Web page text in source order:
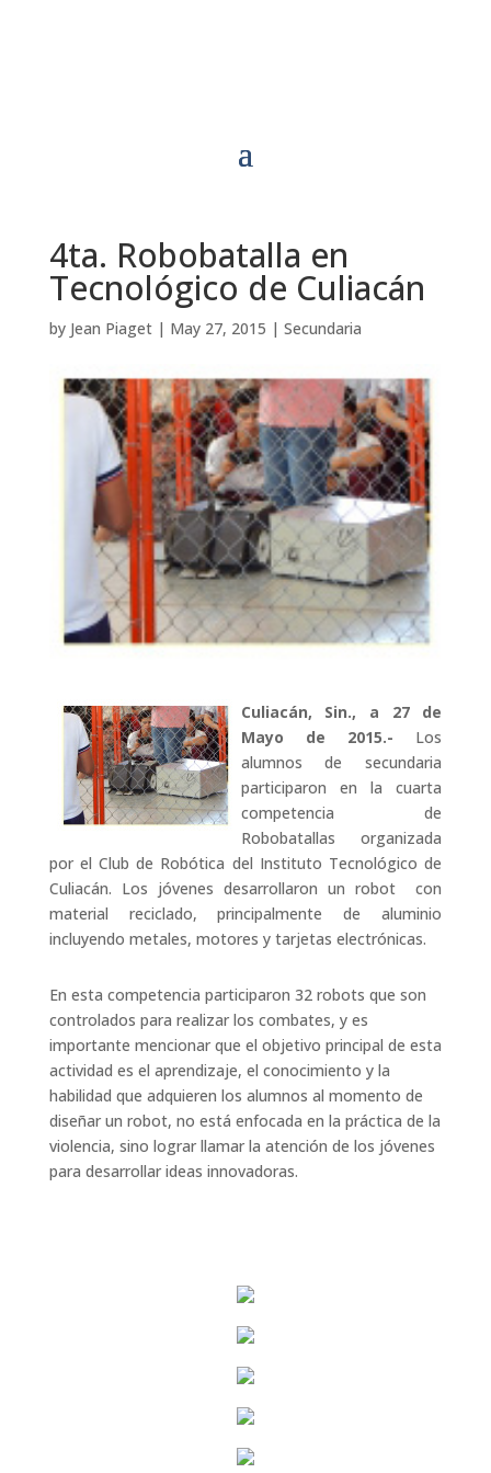
4ta. Robobatalla en
Tecnológico de Culiacán
by Jean Piaget| May 27, 2015 | Secundaria
Culiacán, Sin., a 27 de
Mayo de 2015.- Los
alumnos de secundaria
participaron en la cuarta
competencia de
Robobatallas organizada
por el Club de Robótica del Instituto Tecnológico de
Culiacán. Los jóvenes desarrollaron un robot con
material reciclado, principalmente de aluminio
incluyendo metales, motores y tarjetas electrónicas.
En esta competencia participaron 32 robots que son
controlados para realizar los combates, y es
importante mencionar que el objetivo principal de esta
actividad es el aprendizaje, el conocimiento y la
habilidad que adquieren los alumnos al momento de
diseñar un robot, no está enfocada en la práctica de la
violencia, sino lograr llamar la atención de los jóvenes
para desarrollar ideas innovadoras.